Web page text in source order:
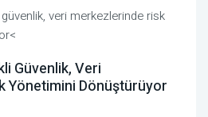
Güvenlik, Veri
Yönetimini Dönüştürüyor